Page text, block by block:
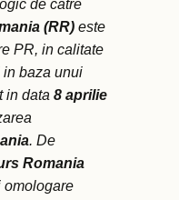
de catre
(RR) este
PR, in calitate
in baza unui
in data 8 aprilie
. De
Romania
omologare